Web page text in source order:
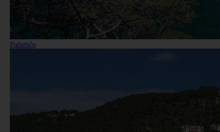
Palamós